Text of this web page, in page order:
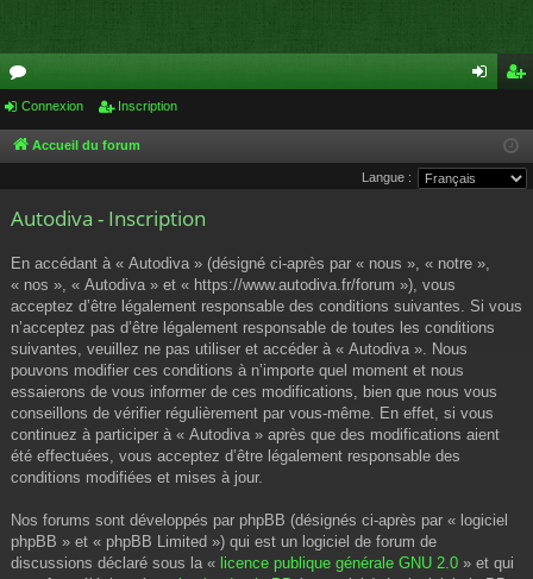
or
u
s
cri
pti
Connexion Inscription
Accueil du forum
Langue :
Autodiva - Inscription
En accédant à « Autodiva » (désigné ci-après par « nous », « notre »,
« nos », « Autodiva » et « https://www.autodiva.fr/forum »), vous
acceptez d’être légalement responsable des conditions suivantes. Si vous
n’acceptez pas d’être légalement responsable de toutes les conditions
suivantes, veuillez ne pas utiliser et accéder à « Autodiva ». Nous
pouvons modifier ces conditions à n’importe quel moment et nous
essaierons de vous informer de ces modifications, bien que nous vous
conseillons de vérifier régulièrement par vous-même. En effet, si vous
continuez à participer à « Autodiva » après que des modifications aient
été effectuées, vous acceptez d’être légalement responsable des
conditions modifiées et mises à jour.
Nos forums sont développés par phpBB (désignés ci-après par « logiciel
phpBB » et « phpBB Limited ») qui est un logiciel de forum de
discussions déclaré sous la « licence publique générale GNU 2.0 » et qui